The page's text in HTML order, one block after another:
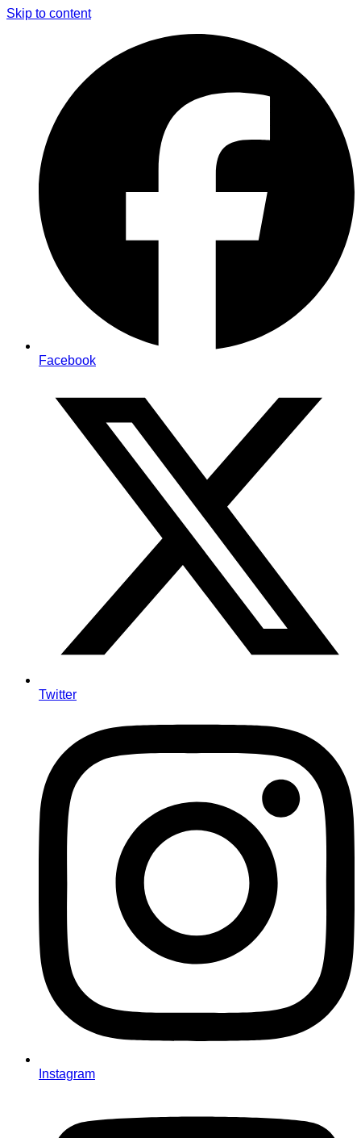
Skip to content
Facebook
Twitter
Instagram